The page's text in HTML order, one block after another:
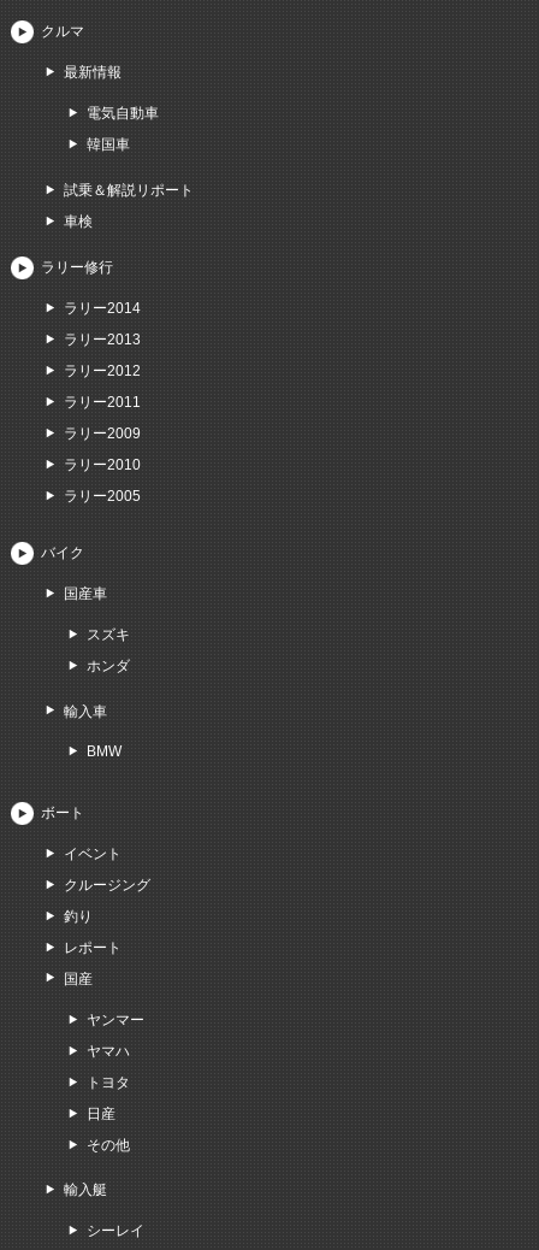
クルマ
最新情報
電気自動車
韓国車
試乗＆解説リポート
車検
ラリー修行
ラリー2014
ラリー2013
ラリー2012
ラリー2011
ラリー2009
ラリー2010
ラリー2005
バイク
国産車
スズキ
ホンダ
輸入車
BMW
ボート
イベント
クルージング
釣り
レポート
国産
ヤンマー
ヤマハ
トヨタ
日産
その他
輸入艇
シーレイ